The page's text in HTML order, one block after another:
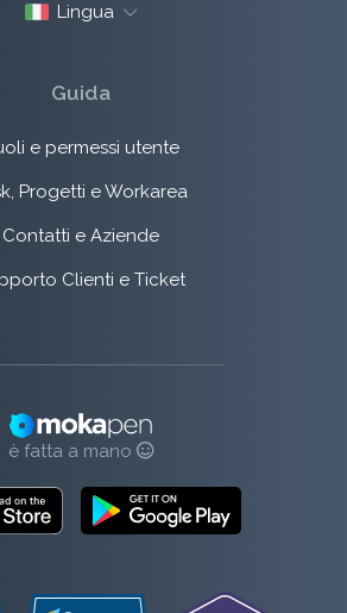
Lingua
Guida
e permessi utente
Progetti e Workarea
Contatti e Aziende
Clienti e Ticket
è fatta a mano